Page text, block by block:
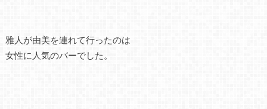
雅人が由美を連れて行ったのは
女性に人気のバーでした。